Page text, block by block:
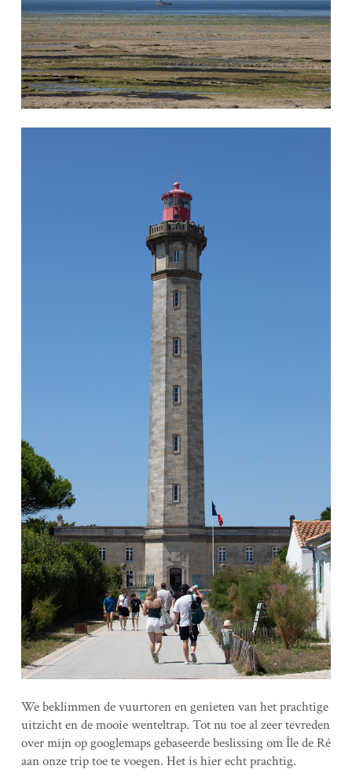
We beklimmen de vuurtoren en genieten van het prachtige
uitzicht en de mooie wenteltrap. Tot nu toe al zeer tevreden
over mijn op googlemaps gebaseerde beslissing om Île de Ré
aan onze trip toe te voegen. Het is hier echt prachtig.